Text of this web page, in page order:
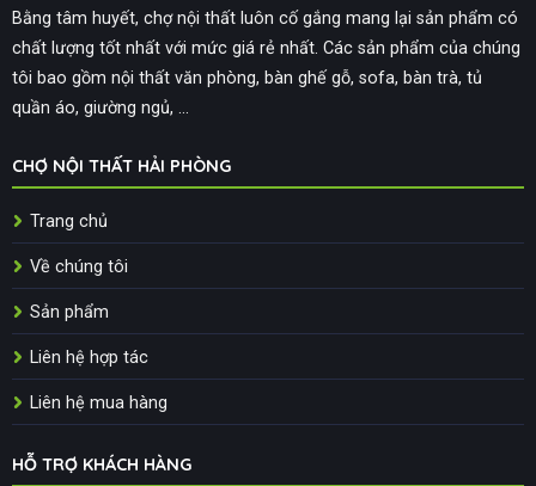
Bằng tâm huyết, chợ nội thất luôn cố gắng mang lại sản phẩm có
chất lượng tốt nhất với mức giá rẻ nhất. Các sản phẩm của chúng
tôi bao gồm nội thất văn phòng, bàn ghế gỗ, sofa, bàn trà, tủ
quần áo, giường ngủ, ...
CHỢ NỘI THẤT HẢI PHÒNG
Trang chủ
Về chúng tôi
Sản phẩm
Liên hệ hợp tác
Liên hệ mua hàng
HỖ TRỢ KHÁCH HÀNG